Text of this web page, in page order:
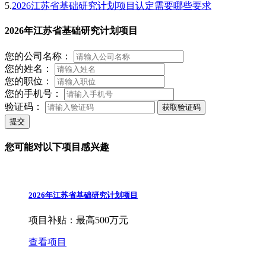
5.2026江苏省基础研究计划项目认定需要哪些要求
2026年江苏省基础研究计划项目
您的公司名称：
您的姓名：
您的职位：
您的手机号：
验证码：
获取验证码
提交
您可能对以下项目感兴趣
2026年江苏省基础研究计划项目
项目补贴： 最高500万元
查看项目